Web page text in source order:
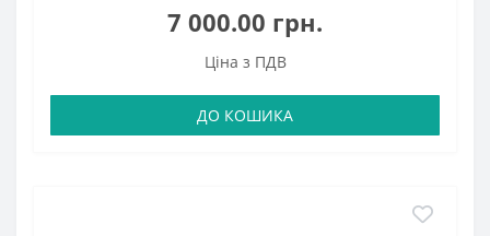
7 000.00 грн.
Ціна з ПДВ
ДО КОШИКА